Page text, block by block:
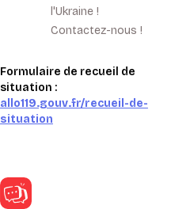
l'Ukraine !
Contactez-nous !
Formulaire de recueil de
situation :
allo119.gouv.fr/recueil-de-
situation